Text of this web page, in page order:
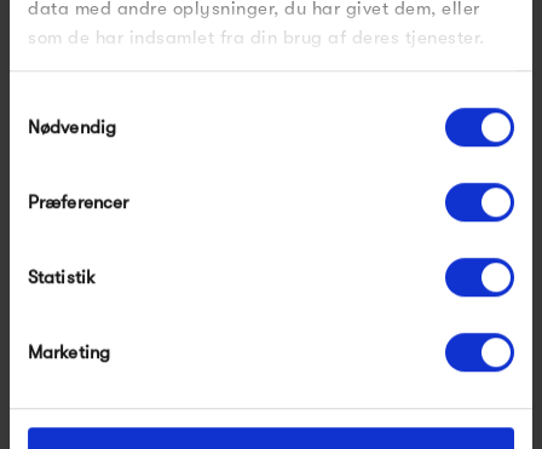
data med andre oplysninger, du har givet dem, eller
som de har indsamlet fra din brug af deres tjenester.
Nødvendig
Præferencer
Statistik
Marketing
Poncho - Baby Pink &...
Børnebadekåbe -
Tropical &...